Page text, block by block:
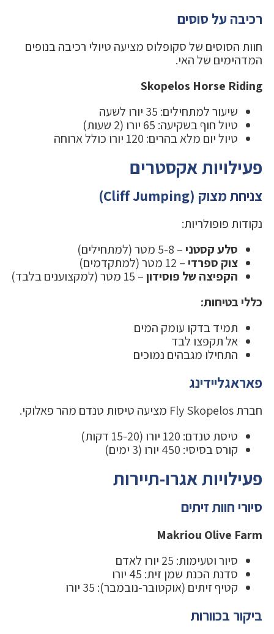
רכיבה על סוסים
חוות הסוסים של סקופלוס מציעה טיולי רכיבה בנופים
המדהימים של האי.
Skopelos Horse Riding
שיעור למתחילים: 35 יורו לשעה
טיול חוף בשקיעה: 65 יורו (2 שעות)
טיול יום מלא בהרים: 120 יורו כולל ארוחה
פעילויות אקסטרים
צניחת מצוק (Cliff Jumping)
נקודות פופולריות:
סלע קסטני– 5-8 מטר (למתחילים)
צוק ספרדי– 12 מטר (למתקדמים)
הקפיצה של פוסידון– 15 מטר (למקצוענים בלבד)
כללי בטיחות:
תמיד בדקו עומק המים
אל תקפצו לבד
התחילו מגבהים נמוכים
פאראגליידינג
חברת Fly Skopelos מציעה טיסות טנדם מהר פאלוקי.
טיסת טנדם: 120 יורו (15-20 דקות)
קורס בסיסי: 450 יורו (3 ימים)
פעילויות אגרו-תיירות
סיורי חוות זיתים
Makriou Olive Farm
סיור וטעימות: 25 יורו לאדם
סדנת הכנת שמן זית: 45 יורו
קטיף זיתים (אוקטובר-נובמבר): 35 יורו
ביקור בכוורות